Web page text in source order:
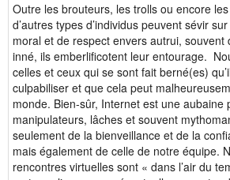
Outre les brouteurs, les trolls ou encore
d’autres types d’individus peuvent sévir
moral et de respect envers autrui, souvent
inné, ils emberlificotent leur entourage.
celles et ceux qui se sont fait berné(es)
culpabiliser et que cela peut
monde. Bien-sûr, Internet est une aubaine
manipulateurs, lâches et souvent
seulement de la bienveillance et de la
mais également de celle de notre équipe.
rencontres virtuelles sont « dans l’air du